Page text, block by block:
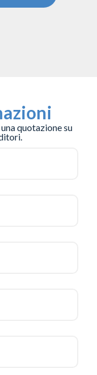
quotazione su